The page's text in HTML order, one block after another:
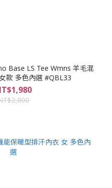
Base LS Tee Wmns 羊毛混
款 多色內選 #QBL33